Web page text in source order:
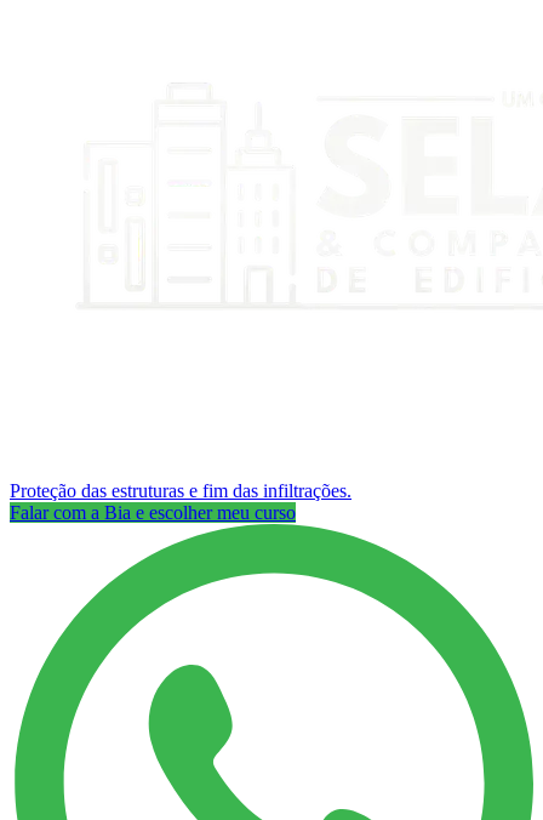
Proteção das estruturas e fim das infiltrações.
Falar com a Bia e escolher meu curso